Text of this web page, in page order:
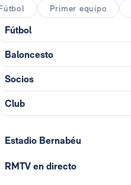
Primer equipo
Fútbol
Baloncesto
Socios
Club
Estadio Bernabéu
RMTV en directo